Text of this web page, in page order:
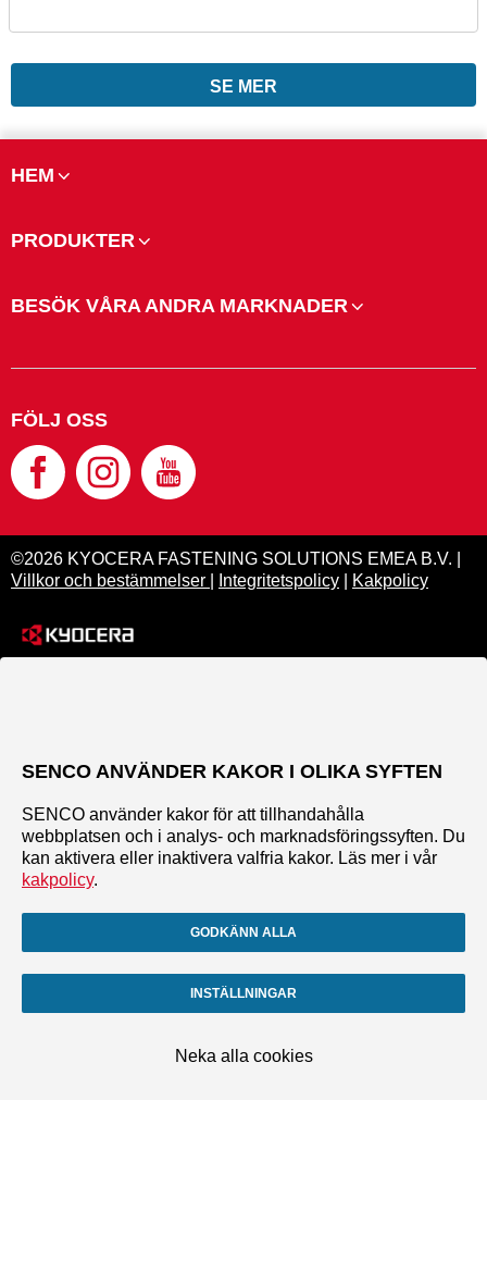
SE MER
HEM
PRODUKTER
BESÖK VÅRA ANDRA MARKNADER
FÖLJ OSS
©2026 KYOCERA FASTENING SOLUTIONS EMEA B.V. |
Villkor och bestämmelser
Integritetspolicy Kakpolicy
SENCO ANVÄNDER KAKOR I OLIKA SYFTEN
SENCO använder kakor för att tillhandahålla
webbplatsen och i analys- och marknadsföringssyften. Du
kan aktivera eller inaktivera valfria kakor. Läs mer i vår
kakpolicy.
GODKÄNN ALLA
INSTÄLLNINGAR
Neka alla cookies